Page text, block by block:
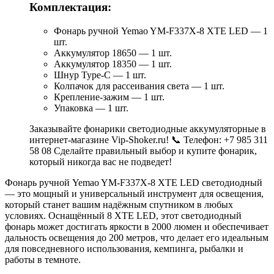
Комплектация:
Фонарь ручной Yemao YM-F337X-8 XTE LED — 1
шт.
Аккумулятор 18650 — 1 шт.
Аккумулятор 18350 — 1 шт.
Шнур Type-C — 1 шт.
Колпачок для рассеивания света — 1 шт.
Крепление-зажим — 1 шт.
Упаковка — 1 шт.
Заказывайте фонарики светодиодные аккумуляторные в
интернет-магазине Vip-Shoker.ru! 📞 Телефон: +7 985 311
58 08 Сделайте правильный выбор и купите фонарик,
который никогда вас не подведет!
Фонарь ручной Yemao YM-F337X-8 XTE LED светодиодный
— это мощный и универсальный инструмент для освещения,
который станет вашим надёжным спутником в любых
условиях. Оснащённый 8 XTE LED, этот светодиодный
фонарь может достигать яркости в 2000 люмен и обеспечивает
дальность освещения до 200 метров, что делает его идеальным
для повседневного использования, кемпинга, рыбалки и
работы в темноте.